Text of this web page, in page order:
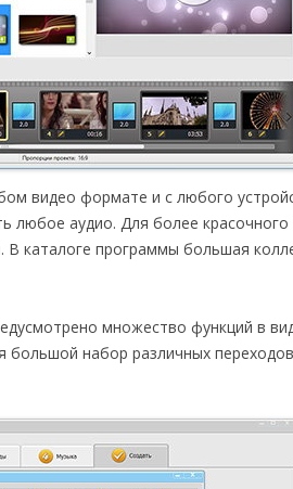
видео формате и с любого
любое аудио. Для более
В каталоге программы большая
множество функций в
большой набор различных